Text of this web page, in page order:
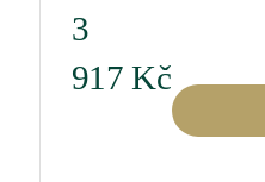
3
917Kč